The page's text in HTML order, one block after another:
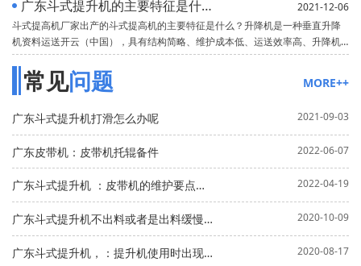
方向开展。普通带式运送机因为遭到运送带与物料之间的摩擦系数等多种要素
限制，其运送物料的倾角不能过大，一般倾
广东斗式提升机的主要特征是什么？
2021-12-06
斗式提高机厂家出产的斗式提高机的主要特征是什么？升降机是一种垂直升降
机资料运送开云（中国），具有结构简略、维护成本低、运送效率高、升降机
高度高、运转安稳、运用规模广等长处。(1)驱动功率小，流入式供给、诱导式
卸载、大容量料斗密集部署，资料上升时几乎没有再充电和发掘现象，无效功
率小。(2)提高规模广
常见问题 MORE++
广东斗式提升机打滑怎么办呢 2021-09-03
广东皮带机：皮带机托辊备件 2022-06-07
广东斗式提升机 ：皮带机的维护要点是什么 2022-04-19
广东斗式提升机不出料或者是出料缓慢是什么原因？ 2020-10-09
广东斗式提升机，：提升机使用时出现打滑现象怎么处理？ 2020-08-17